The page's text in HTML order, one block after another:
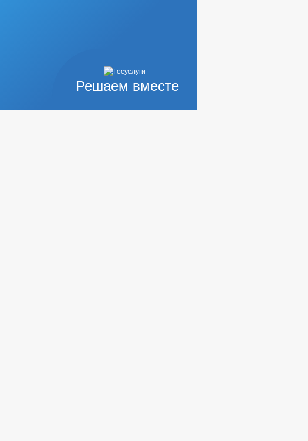
Решаем вместе